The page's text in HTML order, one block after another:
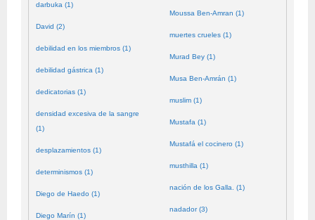
darbuka (1)
David (2)
debilidad en los miembros (1)
debilidad gástrica (1)
dedicatorias (1)
densidad excesiva de la sangre
(1)
desplazamientos (1)
determinismos (1)
Diego de Haedo (1)
Diego Marín (1)
Moussa Ben-Amran (1)
muertes crueles (1)
Murad Bey (1)
Musa Ben-Amrán (1)
muslim (1)
Mustafa (1)
Mustafá el cocinero (1)
musthilla (1)
nación de los Galla. (1)
nadador (3)